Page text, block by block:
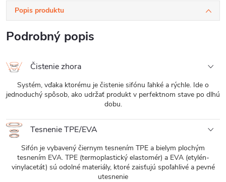
Popis produktu
Podrobný popis
Čistenie zhora
Systém, vďaka ktorému je čistenie sifónu ľahké a rýchle. Ide o
jednoduchý spôsob, ako udržať produkt v perfektnom stave po dlhú
dobu.
Tesnenie TPE/EVA
Sifón je vybavený čiernym tesnením TPE a bielym plochým
tesnením EVA. TPE (termoplastický elastomér) a EVA (etylén-
vinylacetát) sú odolné materiály, ktoré zaisťujú spoľahlivé a pevné
utesnenie